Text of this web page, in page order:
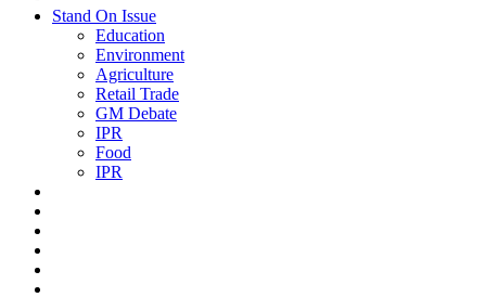
Stand On Issue
Education
Environment
Agriculture
Retail Trade
GM Debate
IPR
Food
IPR